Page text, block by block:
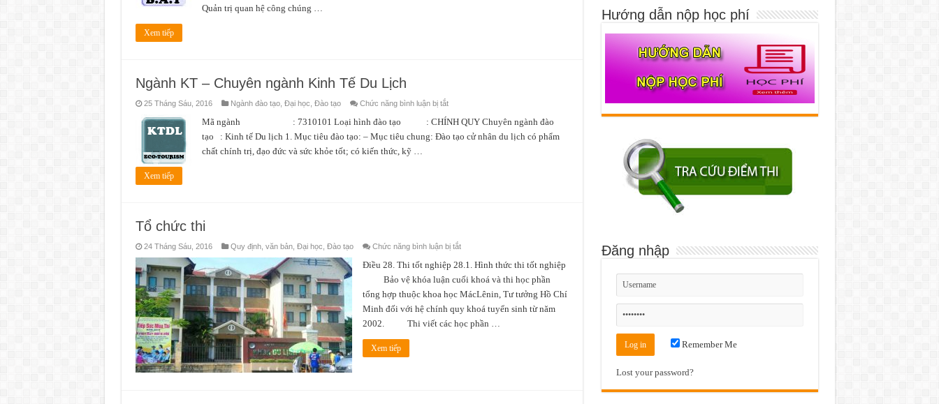
Quản trị quan hệ công chúng …
Xem tiếp
Ngành KT – Chuyên ngành Kinh Tế Du Lịch
25 Tháng Sáu, 2016 Ngành đào tạo, Đại học Đào tạo Chức năng bình luận bị tắtở
KT
–
Chuyên
Mã ngành : 7310101 Loại hình đào tạo : CHÍNH QUY Chuyên ngành đào
tạo : Kinh tế Du lịch 1. Mục tiêu đào tạo: – Mục tiêu chung: Đào tạo cử nhân du lịch có phẩm
chất chính trị, đạo đức và sức khỏe tốt; có kiến thức, kỹ …
Xem tiếp
Tổ chức thi
24 Tháng Sáu, 2016 Quy định, văn bản, Đại học Đào tạo Chức năng bình luận bị tắtở
chức
thi
Điều 28. Thi tốt nghiệp 28.1. Hình thức thi tốt nghiệp
Bảo vệ khóa luận cuối khoá và thi học phần
tổng hợp thuộc khoa học MácLênin, Tư tưởng Hồ Chí
Minh đối với hệ chính quy khoá tuyển sinh từ năm
2002. Thi viết các học phần …
Xem tiếp
Hướng dẫn nộp học phí
Đăng nhập
Remember Me
Lost your password?